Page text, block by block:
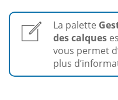
La palette
des calques
vous permet
plus